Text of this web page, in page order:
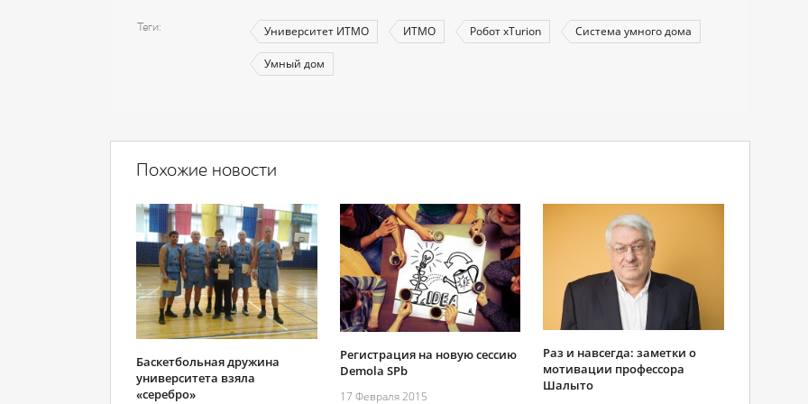
Теги Университет ИТМО ИТМО Робот xTurion Система умного дома
Умный дом
Похожие новости
Баскетбольная дружина
университета взяла
«серебро»
Регистрация на новую сессию
Demola SPb
17 Февраля 2015
Раз и навсегда: заметки о
мотивации профессора
Шалыто